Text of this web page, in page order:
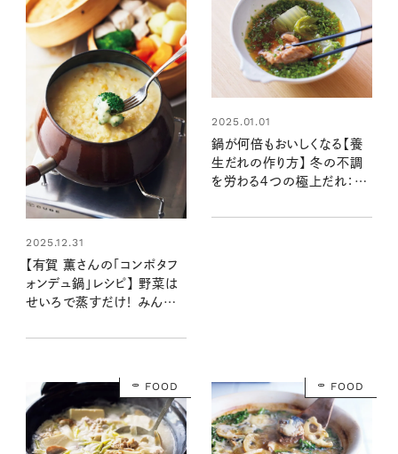
2025.12.31
【有賀 薫さんの「コンポタフ
ォンデュ鍋」レシピ】 野菜は
せいろで蒸すだけ！ みんな
2025.01.01
鍋が何倍もおいしくなる【養
生だれの作り方】 冬の不調
を労わる４つの極上だれ：レ
FOOD FOOD